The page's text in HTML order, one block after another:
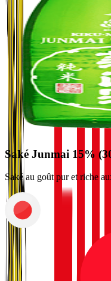
Saké Junmai 15%
Saké au goût pur et riche